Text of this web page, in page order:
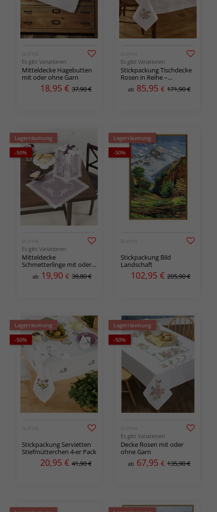
DUFTIN
Es gibt Variationen
Mitteldecke Hagebutten
mit oder ohne Garn
18,95 € 37,90 €
DUFTIN
Es gibt Variationen
Stickpackung Tischdecke
Rosen in Reihe –
Kreuzstich auf Baumwolle
ab 85,95 € 171,90 €
Lagerräumung
-50%
DUFTIN
Es gibt Variationen
Mitteldecke
Schmetterlinge mit oder
ohne Garn
ab 19,90 € 39,80 €
Lagerräumung
-50%
DUFTIN
Stickpackung Bild
Landschaft
102,95 € 205,90 €
Lagerräumung
-50%
DUFTIN
Stickpackung Servietten
Stiefmütterchen 4-er Pack
20,95 € 41,90 €
Lagerräumung
-50%
DUFTIN
Es gibt Variationen
Decke Rosen mit oder
ohne Garn
ab 67,95 € 135,90 €